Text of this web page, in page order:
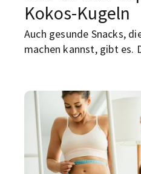
Kokos-Kugeln
Auch gesunde Snacks,
machen kannst, gibt es.